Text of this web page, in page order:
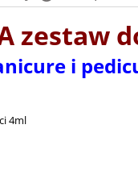
Cena nie
zestaw
i
4ml